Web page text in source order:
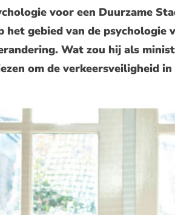
voor een Duurzame
gebied van de psychologie
Wat zou hij als
om de verkeersveiligheid in